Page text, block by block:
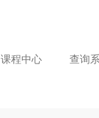
课程中心 查询